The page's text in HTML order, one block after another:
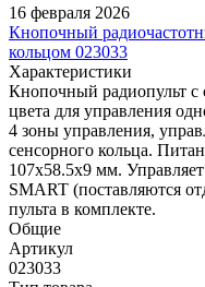
16 февраля 2026
Кнопочный
кольцом 023033
Характеристики
Кнопочный радиопульт с
цвета для управления
4 зоны управления,
сенсорного кольца.
107x58.5x9 мм.
SMART (поставляются
пульта в комплекте.
Общие
Артикул
023033